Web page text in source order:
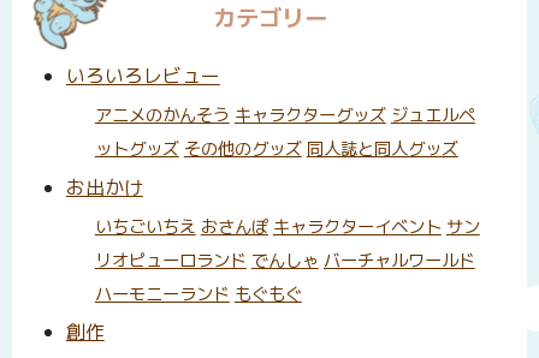
カテゴリー
いろいろレビュー
アニメのかんそう キャラクターグッズ ジュエルペ
ットグッズ その他のグッズ 同人誌と同人グッズ
お出かけ
いちごいちえ おさんぽ キャラクターイベント サン
リオピューロランド でんしゃ バーチャルワールド
ハーモニーランド もぐもぐ
創作